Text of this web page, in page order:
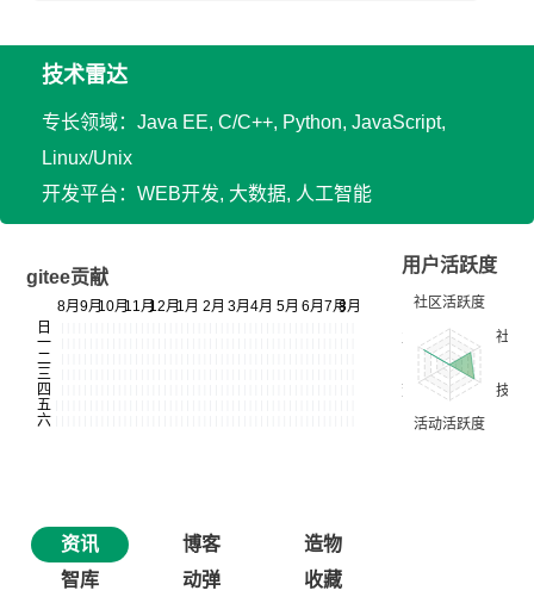
技术雷达
专长领域：Java EE, C/C++, Python, JavaScript,
Linux/Unix
开发平台：WEB开发, 大数据, 人工智能
gitee贡献
用户活跃度
资讯 博客
造物
智库
动弹 收藏